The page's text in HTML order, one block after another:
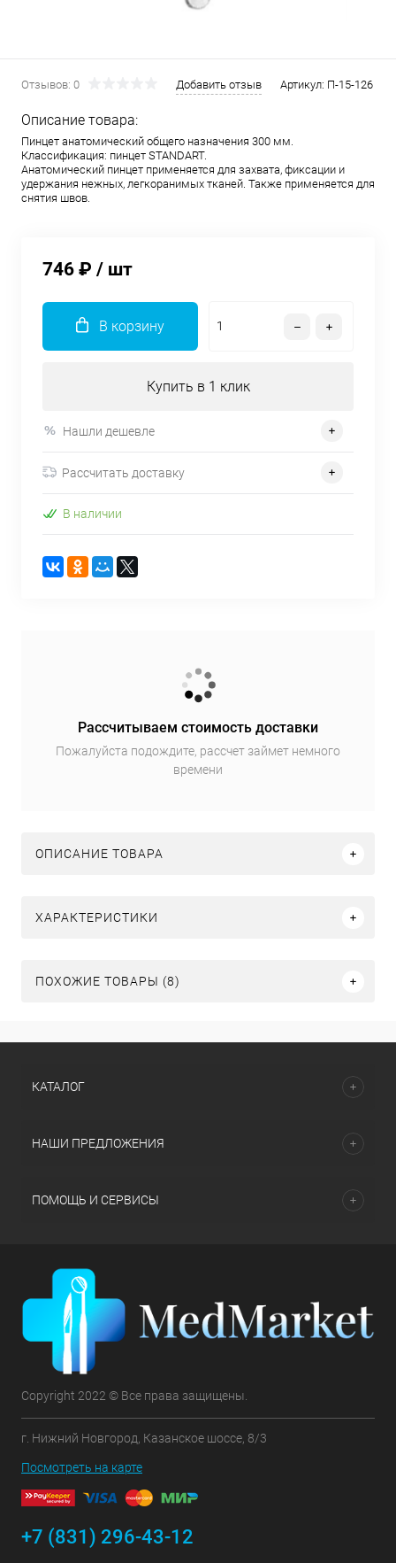
Отзывов: 0 Добавить отзыв Артикул: П-15-126
Описание товара:
Пинцет анатомический общего назначения 300 мм.
Классификация: пинцет STANDART.
Анатомический пинцет применяется для захвата, фиксации и
удержания нежных, легкоранимых тканей. Также применяется для
снятия швов.
746 ₽ / шт
В корзину
Купить в 1 клик
Нашли дешевле
Рассчитать доставку
В наличии
Рассчитываем стоимость доставки
Пожалуйста подождите, рассчет займет немного
времени
ОПИСАНИЕ ТОВАРА
ХАРАКТЕРИСТИКИ
ПОХОЖИЕ ТОВАРЫ (8)
КАТАЛОГ
НАШИ ПРЕДЛОЖЕНИЯ
ПОМОЩЬ И СЕРВИСЫ
Copyright 2022 © Все права защищены.
г. Нижний Новгород, Казанское шоссе, 8/3
Посмотреть на карте
+7 (831) 296-43-12